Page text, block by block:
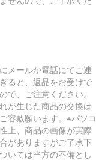
メールか電話にてご連
ると、返品をお受けで
で、ご注意ください。
が生じた商品の交換は
容赦願います。※パソコ
上、商品の画像が実際
がありますがご了承下
いては当方の不備とし